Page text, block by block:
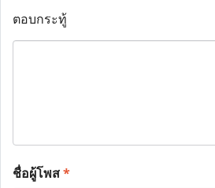
ตอบกระทู้
ชื่อผู้โพส*